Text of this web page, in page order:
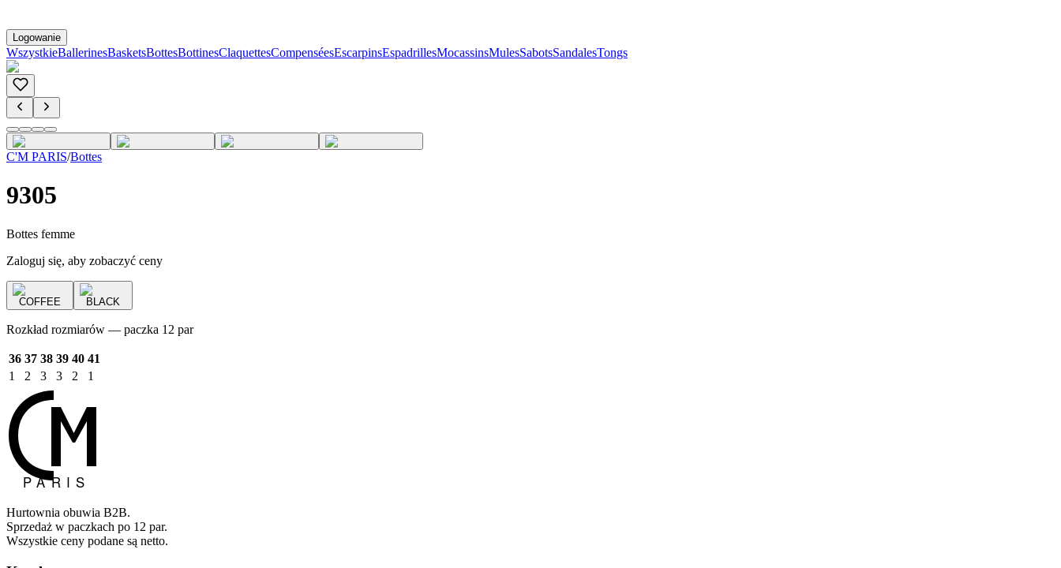
Logowanie
WszystkieBallerinesBasketsBottesBottinesClaquettesCompenséesEscarpinsEspadrillesMocassinsMulesSabotsSandalesTongs
C'M PARIS/Bottes
9305
Bottes femme
Zaloguj się, aby zobaczyć ceny
COFFEE BLACK
Rozkład rozmiarów — paczka 12 par
36 37 38 39 40 41
1
2 3 3 2 1
Hurtownia obuwia B2B.
Sprzedaż w paczkach po 12 par.
Wszystkie ceny podane są netto.